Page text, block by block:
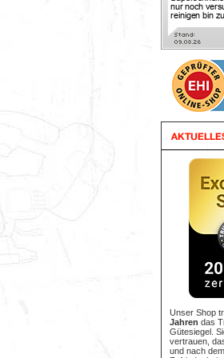
Unser Shop
Jahren das
Gütesiegel.
vertrauen,
und nach